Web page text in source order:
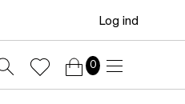
Log ind
0